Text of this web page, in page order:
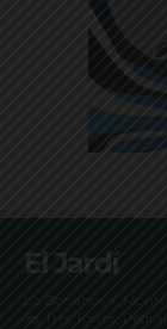
El Jardí
La Bonanova,
les Tres Torres,